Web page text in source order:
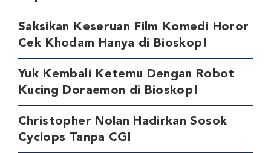
Saksikan Keseruan Film Komedi Horor
Cek Khodam Hanya di Bioskop!
Yuk Kembali Ketemu Dengan Robot
Kucing Doraemon di Bioskop!
Christopher Nolan Hadirkan Sosok
Cyclops Tanpa CGI